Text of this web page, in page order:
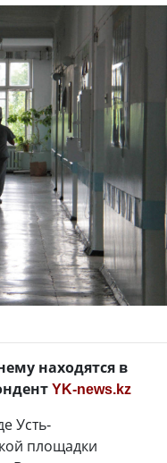
находятся в
YK-news.kz
Усть-
площадки